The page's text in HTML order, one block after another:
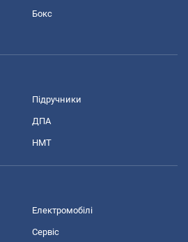
Бокс
Підручники
ДПА
НМТ
Електромобілі
Сервіс